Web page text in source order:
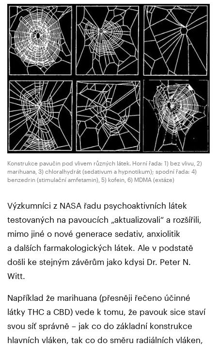
Konstrukce pavučin pod vlivem různých látek. Horní řada: 1) bez vlivu, 2)
marihuana, 3) chloralhydrát (sedativum a hypnotikum); spodní řada: 4)
benzedrin (stimulační amfetamin), 5) kofein, 6) MDMA (extáze)
Výzkumníci z NASA řadu psychoaktivních látek
testovaných na pavoucích „aktualizovali“ a rozšířili,
mimo jiné o nové generace sedativ, anxiolitik
a dalších farmakologických látek. Ale v podstatě
došli ke stejným závěrům jako kdysi Dr. Peter N.
Witt.
Například že marihuana (přesněji řečeno účinné
látky THC a CBD) vede k tomu, že pavouk sice staví
svou síť správně – jak co do základní konstrukce
hlavních vláken, tak co do směru radiálních vláken,